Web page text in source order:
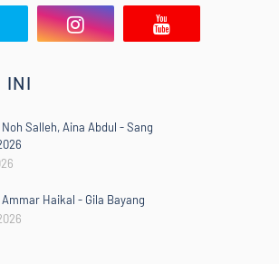
INI
Salleh, Aina Abdul - Sang
Haikal - Gila Bayang